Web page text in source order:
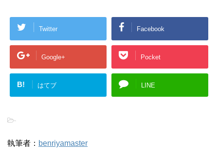
Twitter Facebook
Google+ Pocket
B! はてブ LINE
-
執筆者： benriyamaster